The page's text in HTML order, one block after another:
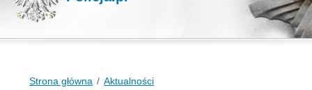
Strona główna Aktualności